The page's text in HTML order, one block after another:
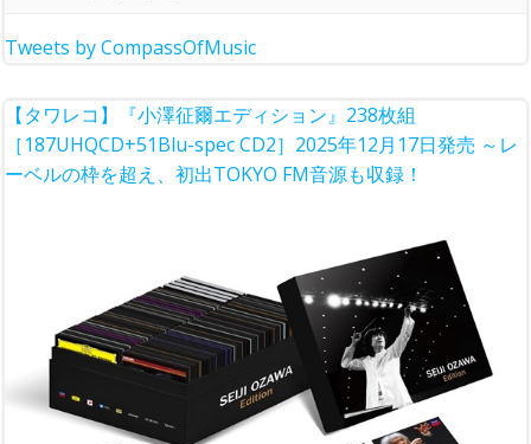
Tweets by CompassOfMusic
【タワレコ】『小澤征爾エディション』238枚組
［187UHQCD+51Blu-spec CD2］2025年12月17日発売 ～レ
ーベルの枠を超え、初出TOKYO FM音源も収録！